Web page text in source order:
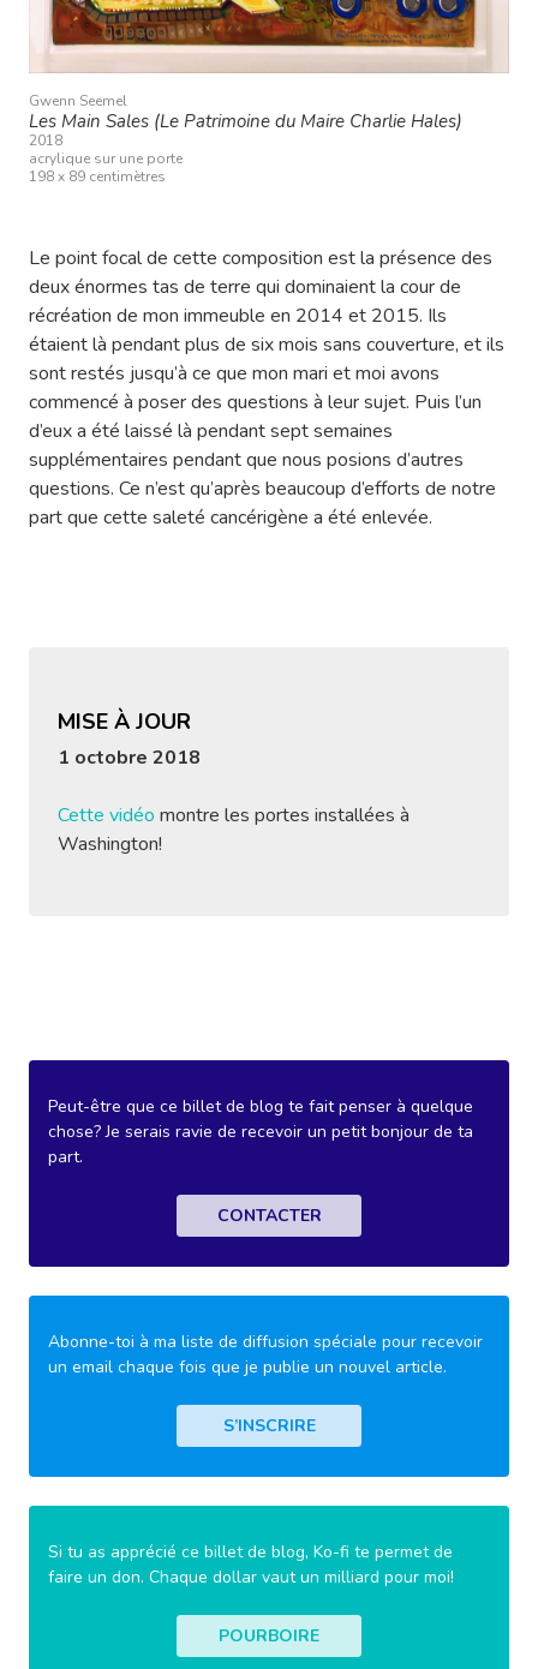
Gwenn Seemel
Les Main Sales (Le Patrimoine du Maire Charlie Hales)
2018
acrylique sur une porte
198 x 89 centimètres
Le point focal de cette composition est la présence des
deux énormes tas de terre qui dominaient la cour de
récréation de mon immeuble en 2014 et 2015. Ils
étaient là pendant plus de six mois sans couverture, et ils
sont restés jusqu’à ce que mon mari et moi avons
commencé à poser des questions à leur sujet. Puis l’un
d’eux a été laissé là pendant sept semaines
supplémentaires pendant que nous posions d’autres
questions. Ce n’est qu’après beaucoup d’efforts de notre
part que cette saleté cancérigène a été enlevée.
MISE À JOUR
1 octobre 2018
Cette vidéo montre les portes installées à
Washington!
Peut-être que ce billet de blog te fait penser à quelque
chose? Je serais ravie de recevoir un petit bonjour de ta
part.
CONTACTER
Abonne-toi à ma liste de diffusion spéciale pour recevoir
un email chaque fois que je publie un nouvel article.
S’INSCRIRE
Si tu as apprécié ce billet de blog, Ko-fi te permet de
faire un don. Chaque dollar vaut un milliard pour moi!
POURBOIRE